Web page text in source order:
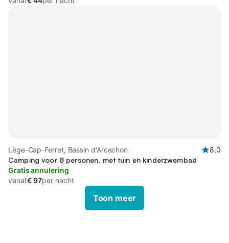
Lège-Cap-Ferret, Bassin d'Arcachon
8,0
Camping voor 8 personen, met tuin en kinderzwembad
Gratis annulering
vanaf€ 97per nacht
Toon meer